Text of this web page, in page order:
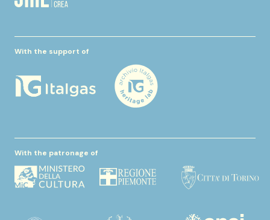
With the support of
With the patronage of